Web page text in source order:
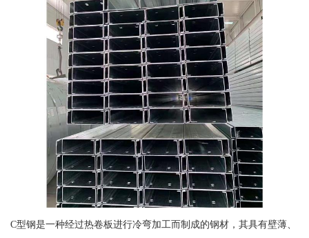
C型钢是一种经过热卷板进行冷弯加工而制成的钢材，其具有壁薄、